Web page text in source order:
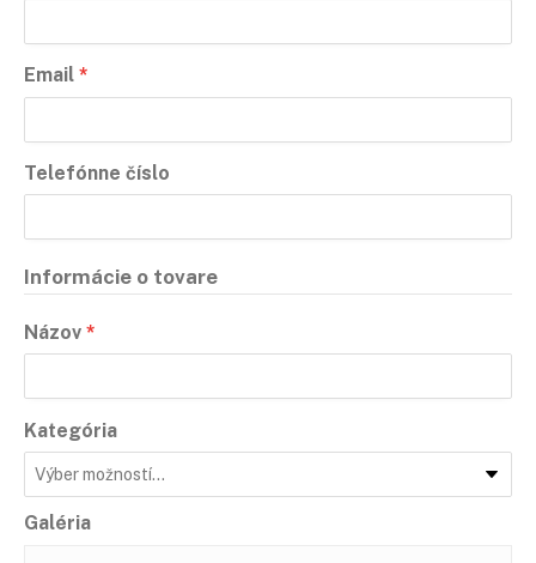
Email *
Telefónne číslo
Informácie o tovare
Názov *
Kategória
Galéria